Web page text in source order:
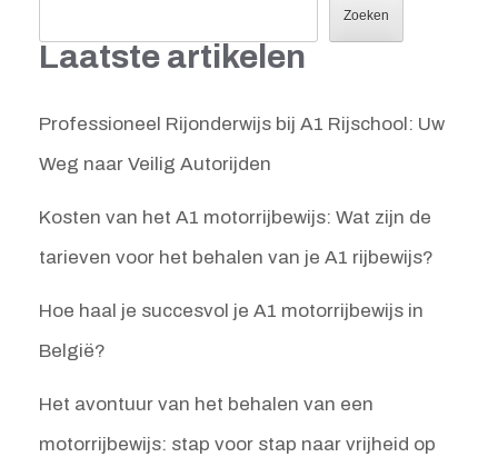
Zoeken
Laatste artikelen
Professioneel Rijonderwijs bij A1 Rijschool: Uw
Weg naar Veilig Autorijden
Kosten van het A1 motorrijbewijs: Wat zijn de
tarieven voor het behalen van je A1 rijbewijs?
Hoe haal je succesvol je A1 motorrijbewijs in
België?
Het avontuur van het behalen van een
motorrijbewijs: stap voor stap naar vrijheid op